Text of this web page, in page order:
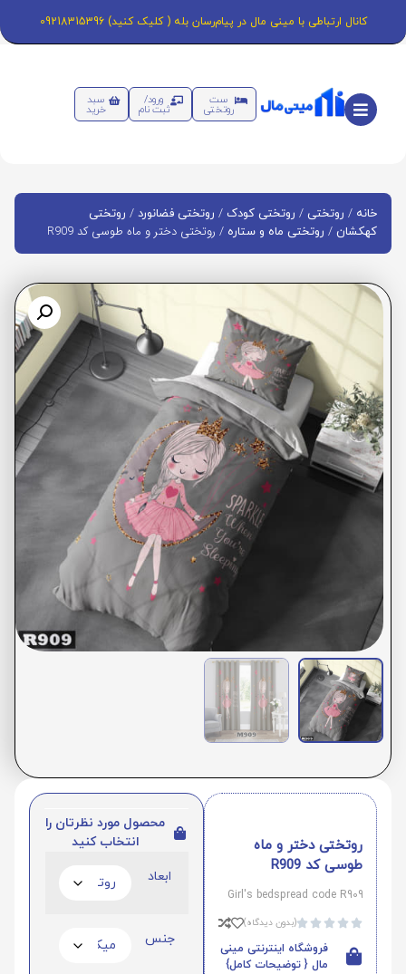
کانال ارتباطی با مینی مال در پیام‌رسان بله ( کلیک کنید) 09218315396
ست
روتختی
ورود/
ثبت نام
سبد
خرید
خانه / روتختی / روتختی کودک / روتختی فضانورد / روتختی
کهکشان / روتختی ماه و ستاره / روتختی دختر و ماه طوسی کد R909
روتختی دختر و ماه
طوسی کد R909
Girl's bedspread code R909




(بدون دیدگاه)
فروشگاه اینترنتی مینی
مال { توضیحات کامل}
محصول مورد نظرتان را
انتخاب کنید
ابعاد
جنس